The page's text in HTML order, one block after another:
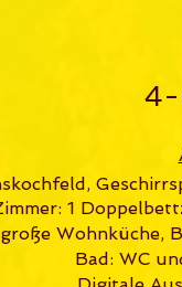
4-
1
Wohnküche,
Bad: WC